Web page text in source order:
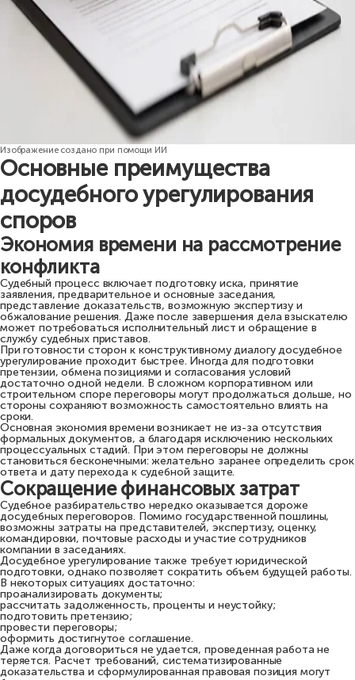
Изображение создано при помощи ИИ
Основные преимущества
досудебного урегулирования
споров
Экономия времени на рассмотрение
конфликта
Судебный процесс включает подготовку иска, принятие
заявления, предварительное и основные заседания,
представление доказательств, возможную экспертизу и
обжалование решения. Даже после завершения дела взыскателю
может потребоваться исполнительный лист и обращение в
службу судебных приставов.
При готовности сторон к конструктивному диалогу досудебное
урегулирование проходит быстрее. Иногда для подготовки
претензии, обмена позициями и согласования условий
достаточно одной недели. В сложном корпоративном или
строительном споре переговоры могут продолжаться дольше, но
стороны сохраняют возможность самостоятельно влиять на
сроки.
Основная экономия времени возникает не из-за отсутствия
формальных документов, а благодаря исключению нескольких
процессуальных стадий. При этом переговоры не должны
становиться бесконечными: желательно заранее определить срок
ответа и дату перехода к судебной защите.
Сокращение финансовых затрат
Судебное разбирательство нередко оказывается дороже
досудебных переговоров. Помимо государственной пошлины,
возможны затраты на представителей, экспертизу, оценку,
командировки, почтовые расходы и участие сотрудников
компании в заседаниях.
Досудебное урегулирование также требует юридической
подготовки, однако позволяет сократить объем будущей работы.
В некоторых ситуациях достаточно:
проанализировать документы;
рассчитать задолженность, проценты и неустойку;
подготовить претензию;
провести переговоры;
оформить достигнутое соглашение.
Даже когда договориться не удается, проведенная работа не
теряется. Расчет требований, систематизированные
доказательства и сформулированная правовая позиция могут